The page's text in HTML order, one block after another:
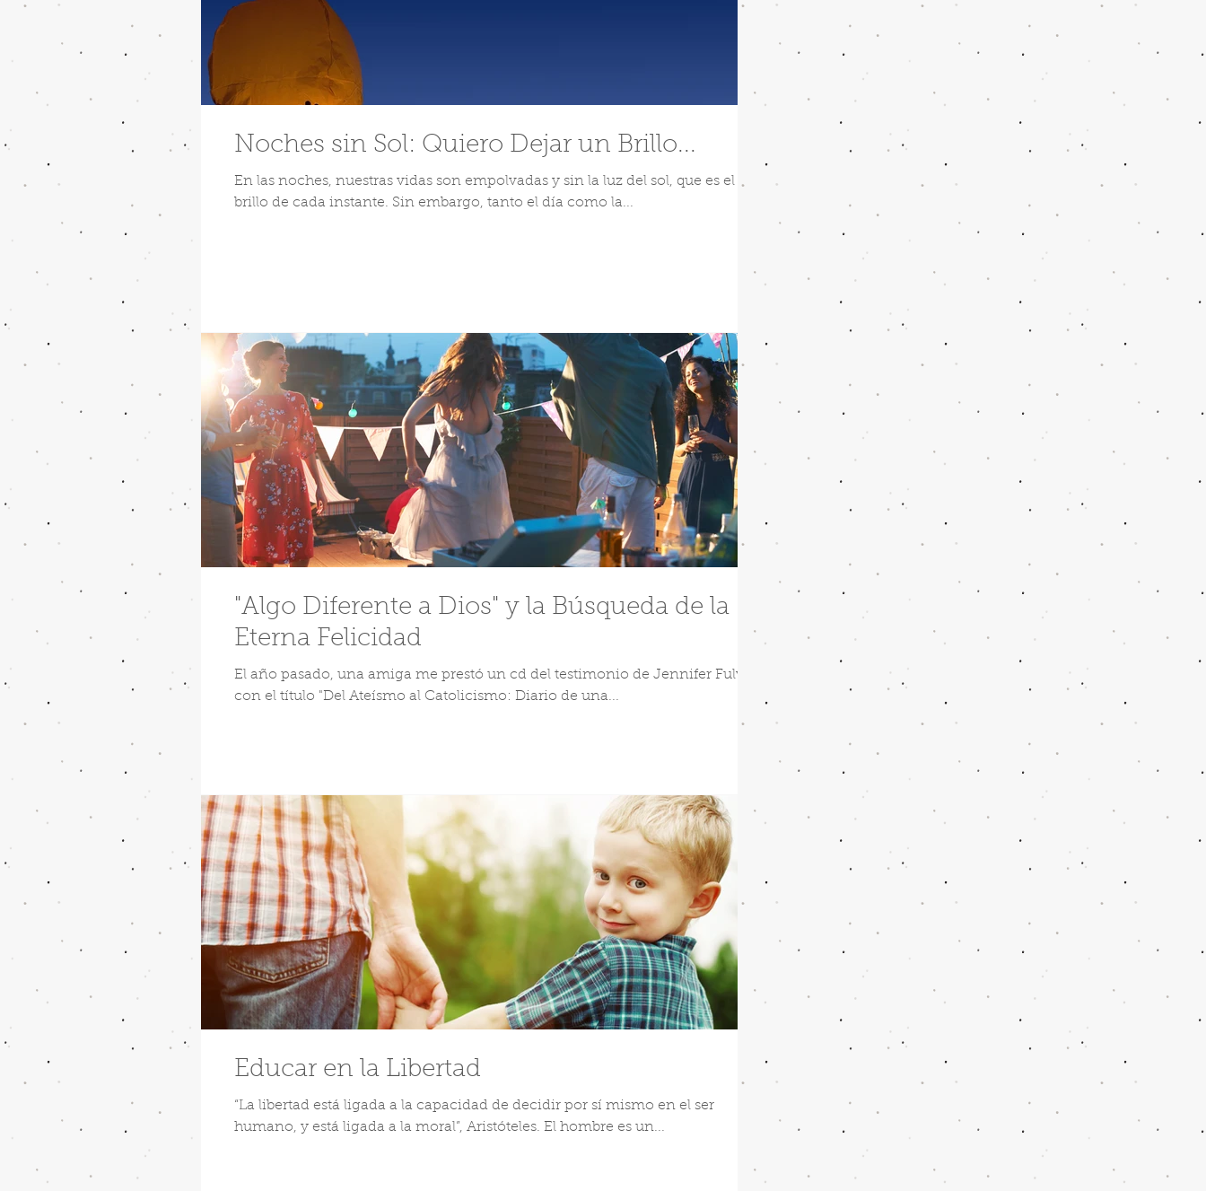
Noches sin Sol: Quiero Dejar un Brillo...
En las noches, nuestras vidas son empolvadas y sin la luz del sol, que es el
brillo de cada instante. Sin embargo, tanto el día como la...
"Algo Diferente a Dios" y la Búsqueda de la
Eterna Felicidad
El año pasado, una amiga me prestó un cd del testimonio de Jennifer Fulwiler
con el título "Del Ateísmo al Catolicismo: Diario de una...
Educar en la Libertad
“La libertad está ligada a la capacidad de decidir por sí mismo en el ser
humano, y está ligada a la moral”, Aristóteles. El hombre es un...